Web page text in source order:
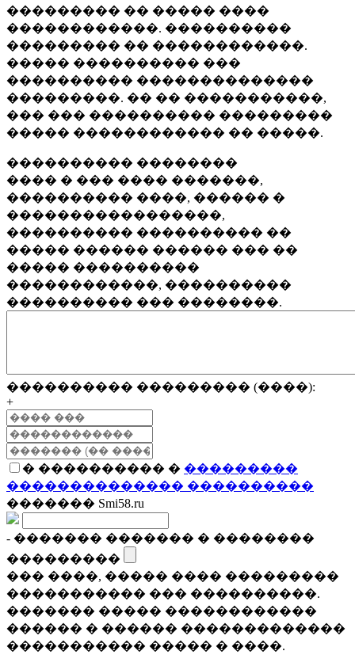
��������� �� ����� ����
������������. ����������
��������� �� ������������.
����� ���������� ���
���������� ��������������
���������. �� �� �����������,
��� ��� ���������� ���������
����� ������������ �� �����.
���������� ��������
���� � ��� ���� �������,
���������� ����, ������ �
�����������������,
���������� ���������� ��
����� ������ ������ ��� ��
����� ����������
������������, ����������
���������� ��� ��������.
���������� ��������� (����):
+
� ���������� � ���������
�������������� ����������
������� Smi58.ru
- ������� ������� � ��������
���������
��� ����, ����� ���� ���������
����������� ��� ����������.
������� ����� ������������
������ � ������ �������������
����������� ����� � ����.